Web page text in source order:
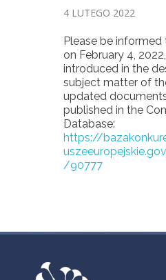
4 LUTEGO 2022
Please be informed
on February 4,
introduced in the
subject matter of
updated
published in the
Database:
https://
/90777